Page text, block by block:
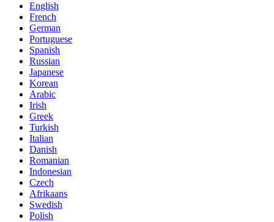
English
French
German
Portuguese
Spanish
Russian
Japanese
Korean
Arabic
Irish
Greek
Turkish
Italian
Danish
Romanian
Indonesian
Czech
Afrikaans
Swedish
Polish